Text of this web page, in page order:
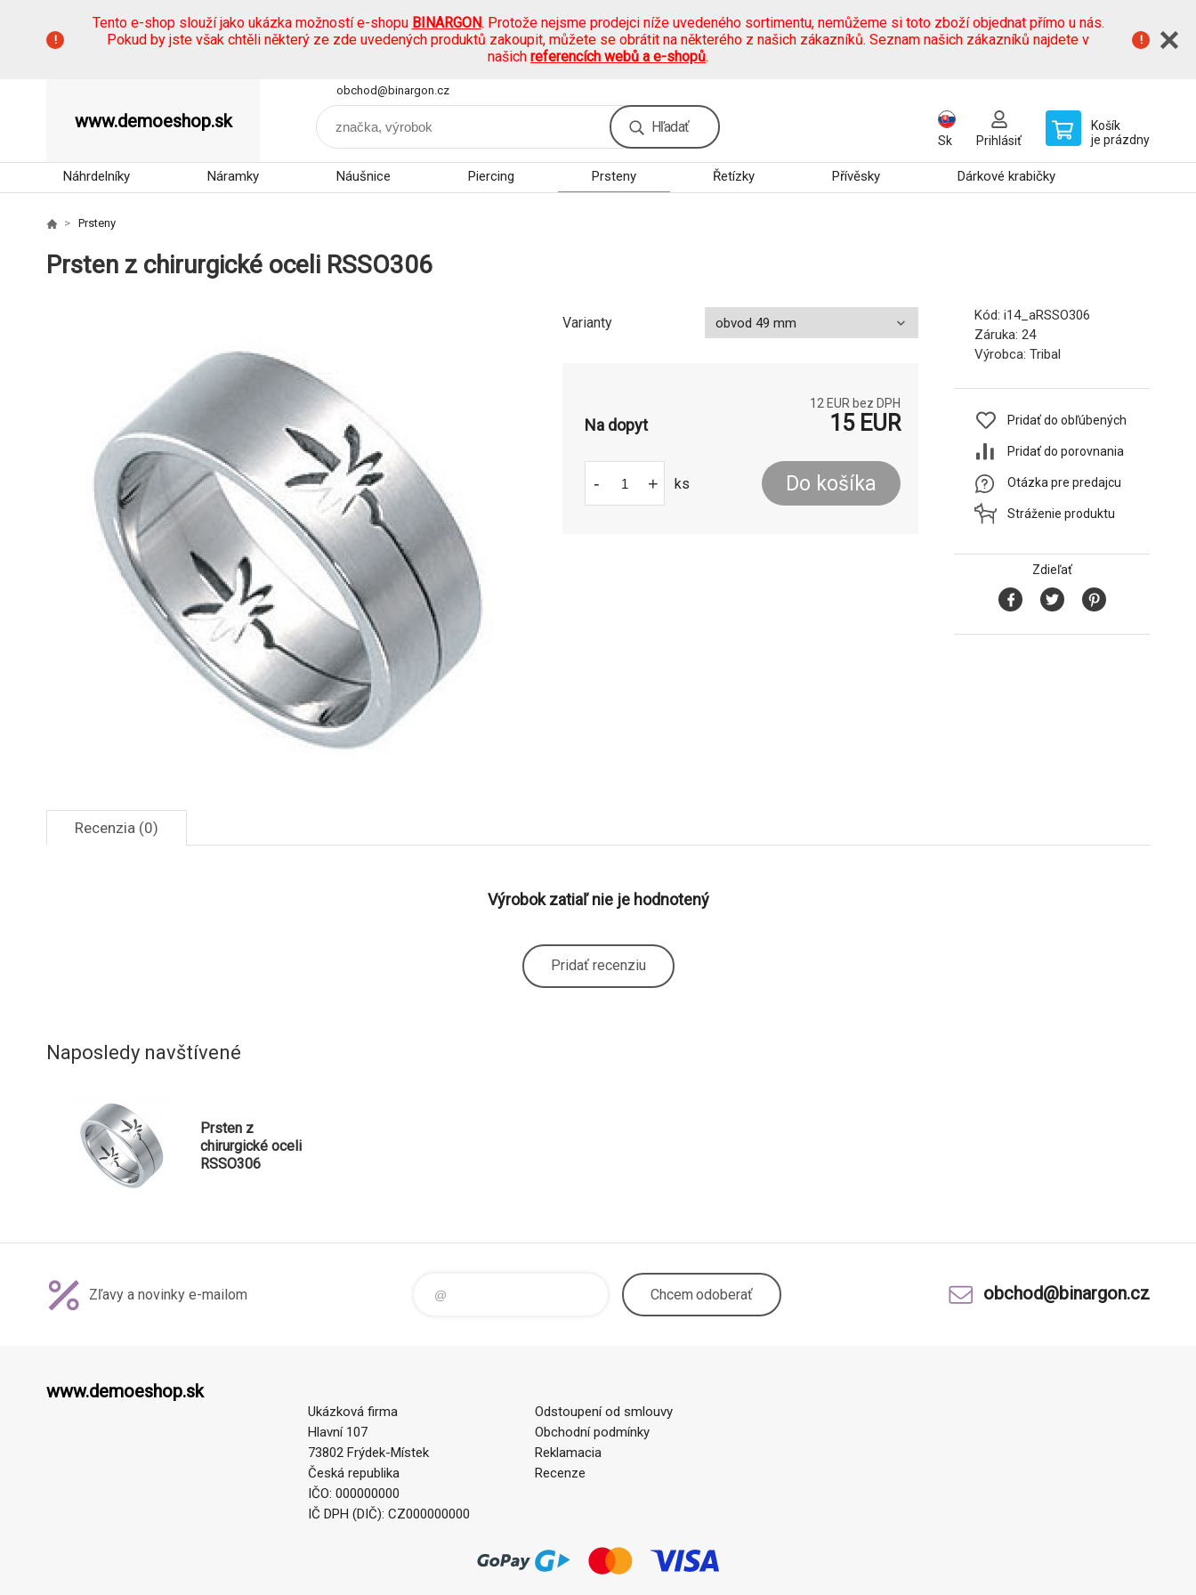
Tento e-shop slouží jako ukázka možností e-shopu BINARGON. Protože nejsme prodejci níže uvedeného sortimentu, nemůžeme si toto zboží objednat přímo u nás.
Pokud by jste však chtěli některý ze zde uvedených produktů zakoupit, můžete se obrátit na některého z našich zákazníků. Seznam našich zákazníků najdete v
našich referencích webů a e-shopů.
www.demoeshop.sk
obchod@binargon.cz
Hľadať
Sk Prihlásiť
Košík
je prázdny
Náhrdelníky Náramky Náušnice Piercing Prsteny Řetízky Přívěsky Dárkové krabičky
Prsteny
Prsten z chirurgické oceli RSSO306
Varianty
12 EUR bez DPH
Na dopyt 15EUR
- + ks Do košíka
Kód: i14_aRSSO306
Záruka: 24
Výrobca: Tribal
Pridať do obľúbených
Pridať do porovnania
Otázka pre predajcu
Stráženie produktu
Zdieľať
Recenzia (0)
Výrobok zatiaľ nie je hodnotený
Pridať recenziu
Naposledy navštívené
Prsten z
chirurgické oceli
RSSO306
Zľavy a novinky e-mailom Chcem odoberať obchod@binargon.cz
www.demoeshop.sk
Ukázková firma
Hlavní 107
73802 Frýdek-Místek
Česká republika
IČO: 000000000
IČ DPH (DIČ): CZ000000000
Odstoupení od smlouvy
Obchodní podmínky
Reklamacia
Recenze